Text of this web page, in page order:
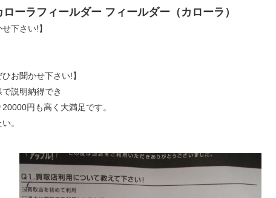
ーラフィールダー フィールダー（カローラ）
下さい!】
お聞かせ下さい!】
説明納得でき
円も高く大満足です。
。